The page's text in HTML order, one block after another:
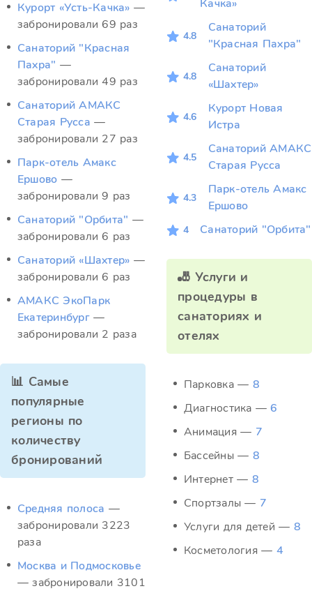
Курорт «Усть-Качка» —
забронировали 69 раз
Санаторий "Красная
Пахра" —
забронировали 49 раз
Санаторий АМАКС
Старая Русса —
забронировали 27 раз
Парк-отель Амакс
Ершово —
забронировали 9 раз
Санаторий "Орбита" —
забронировали 6 раз
Санаторий «Шахтер» —
забронировали 6 раз
АМАКС ЭкоПарк
Екатеринбург —
забронировали 2 раза
📊 Самые
популярные
регионы по
количеству
бронирований
Средняя полоса —
забронировали 3223
раза
Москва и Подмосковье
— забронировали 3101
Качка»
4.8
Санаторий
"Красная Пахра"
4.8
Санаторий
«Шахтер»
4.6
Курорт Новая
Истра
4.5
Санаторий АМАКС
Старая Русса
4.3
Парк-отель Амакс
Ершово
4 Санаторий "Орбита"
🎳 Услуги и
процедуры в
санаториях и
отелях
Парковка — 8
Диагностика —6
Анимация — 7
Бассейны — 8
Интернет — 8
Спортзалы — 7
Услуги для детей — 8
Косметология — 4